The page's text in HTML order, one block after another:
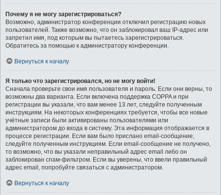
Почему я не могу зарегистрироваться?
Возможно, администратор конференции отключил регистрацию новых
пользователей. Также возможно, что он заблокировал ваш IP-адрес или
запретил имя, под которым вы пытаетесь зарегистрироваться.
Обратитесь за помощью к администратору конференции.
Вернуться к началу
Я только что зарегистрировался, но не могу войти!
Сначала проверьте свои имя пользователя и пароль. Если они верны, то
возможны два варианта. Если включена поддержка COPPA и при
регистрации вы указали, что вам менее 13 лет, следуйте полученным
инструкциям. На некоторых конференциях требуется, чтобы все новые
учётные записи были активированы пользователями или
администратором до входа в систему. Эта информация отображается в
процессе регистрации. Если вам было прислано email-сообщение,
следуйте полученным инструкциям. Если email-сообщение не получено,
то возможно, что вы указали неправильный адрес email либо он
заблокирован спам-фильтром. Если вы уверены, что ввели правильный
адрес email, попробуйте связаться с администратором.
Вернуться к началу